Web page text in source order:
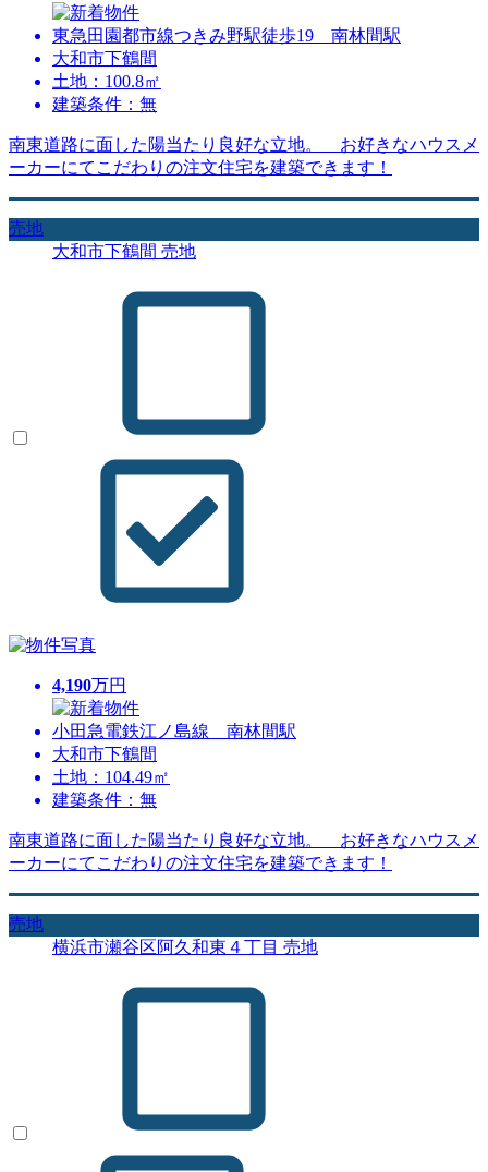
東急田園都市線つきみ野駅徒歩19 南林間駅
大和市下鶴間
土地：100.8㎡
建築条件：無
南東道路に面した陽当たり良好な立地。 お好きなハウスメ
ーカーにてこだわりの注文住宅を建築できます！
売地
大和市下鶴間 売地
4,190万円
小田急電鉄江ノ島線 南林間駅
大和市下鶴間
土地：104.49㎡
建築条件：無
南東道路に面した陽当たり良好な立地。 お好きなハウスメ
ーカーにてこだわりの注文住宅を建築できます！
売地
横浜市瀬谷区阿久和東４丁目 売地